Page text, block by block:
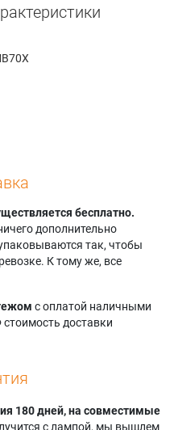
бесплатно.
дополнительно
так, чтобы
К тому же, все
с оплатой наличными
доставки
180 дней, на совместимые
с лампой, мы вышлем